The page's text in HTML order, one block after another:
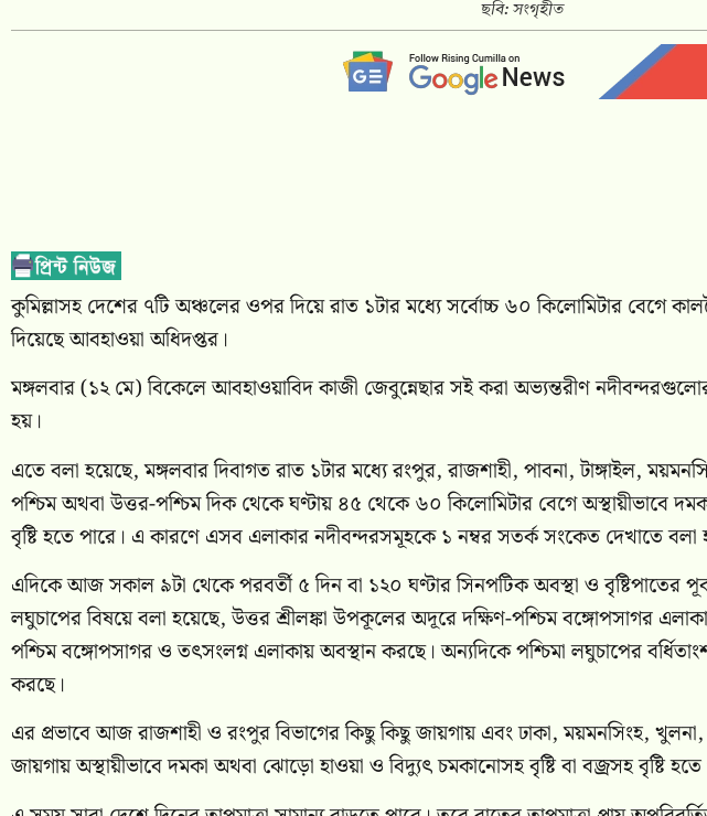
ছবি: সংগৃহীত
কুমিল্লাসহ দেশের ৭টি অঞ্চলের ওপর দিয়ে রাত ১টার মধ্যে সর্বোচ্চ ৬০ কিলোমিটার বেগে
দিয়েছে আবহাওয়া অধিদপ্তর।
মঙ্গলবার (১২ মে) বিকেলে আবহাওয়াবিদ কাজী জেবুন্নেছার সই করা অভ্যন্তরীণ
হয়।
এতে বলা হয়েছে, মঙ্গলবার দিবাগত রাত ১টার মধ্যে রংপুর, রাজশাহী, পাবনা, টাঙ্গাইল,
পশ্চিম অথবা উত্তর-পশ্চিম দিক থেকে ঘণ্টায় ৪৫ থেকে ৬০ কিলোমিটার বেগে অস্থায়ীভাবে
বৃষ্টি হতে পারে। এ কারণে এসব এলাকার নদীবন্দরসমূহকে ১ নম্বর সতর্ক সংকেত দেখাতে বলা
এদিকে আজ সকাল ৯টা থেকে পরবর্তী ৫ দিন বা ১২০ ঘণ্টার সিনপটিক অবস্থা ও বৃষ্টিপাতের
লঘুচাপের বিষয়ে বলা হয়েছে, উত্তর শ্রীলঙ্কা উপকূলের অদূরে দক্ষিণ-পশ্চিম বঙ্গোপসাগর
পশ্চিম বঙ্গোপসাগর ও তৎসংলগ্ন এলাকায় অবস্থান করছে। অন্যদিকে পশ্চিমা লঘুচাপের
করছে।
এর প্রভাবে আজ রাজশাহী ও রংপুর বিভাগের কিছু কিছু জায়গায় এবং ঢাকা, ময়মনসিংহ,
জায়গায় অস্থায়ীভাবে দমকা অথবা ঝোড়ো হাওয়া ও বিদ্যুৎ চমকানোসহ বৃষ্টি বা বজ্রসহ বৃষ্টি হতে